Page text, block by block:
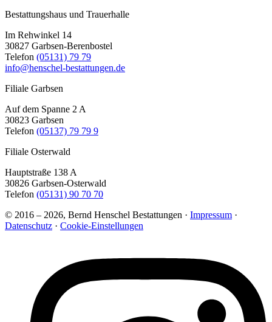
Bestattungshaus und Trauerhalle
Im Rehwinkel 14
30827 Garbsen-Berenbostel
Telefon (05131) 79 79
info@henschel-bestattungen.de
Filiale Garbsen
Auf dem Spanne 2 A
30823 Garbsen
Telefon (05137) 79 79 9
Filiale Osterwald
Hauptstraße 138 A
30826 Garbsen-Osterwald
Telefon (05131) 90 70 70
© 2016 – 2026, Bernd Henschel Bestattungen · Impressum ·
Datenschutz · Cookie-Einstellungen